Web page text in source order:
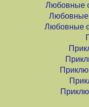
Любовные
Любовные
Любовные